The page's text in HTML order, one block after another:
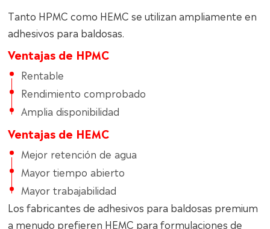
Tanto HPMC como HEMC se utilizan ampliamente en
adhesivos para baldosas.
Ventajas de HPMC
Rentable
Rendimiento comprobado
Amplia disponibilidad
Ventajas de HEMC
Mejor retención de agua
Mayor tiempo abierto
Mayor trabajabilidad
Los fabricantes de adhesivos para baldosas premium
a menudo prefieren HEMC para formulaciones de